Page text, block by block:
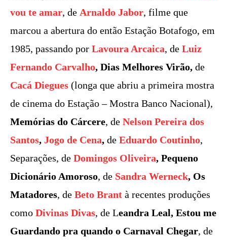
vou te amar, de Arnaldo Jabor, filme que
marcou a abertura do então Estação Botafogo, em
1985, passando por Lavoura Arcaica, de Luiz
Fernando Carvalho, Dias Melhores Virão, de
Cacá Diegues (longa que abriu a primeira mostra
de cinema do Estação – Mostra Banco Nacional),
Memórias do Cárcere, de Nelson Pereira dos
Santos, Jogo de Cena, de Eduardo Coutinho,
Separações, de Domingos Oliveira, Pequeno
Dicionário Amoroso, de Sandra Werneck, Os
Matadores, de Beto Brant à recentes produções
como Divinas Divas, de Leandra Leal, Estou me
Guardando pra quando o Carnaval Chegar, de